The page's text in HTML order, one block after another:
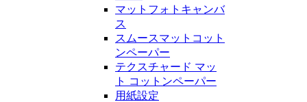
マットフォトキャンバ
ス
スムースマットコット
ンペーパー
テクスチャード マッ
ト コットンペーパー
用紙設定